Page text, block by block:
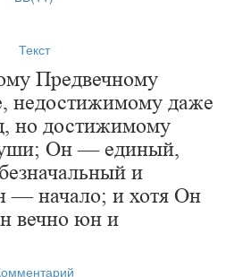
Текст
Предвечному
недостижимому даже
но достижимому
Он — единый,
и
— начало; и хотя Он
вечно юн и